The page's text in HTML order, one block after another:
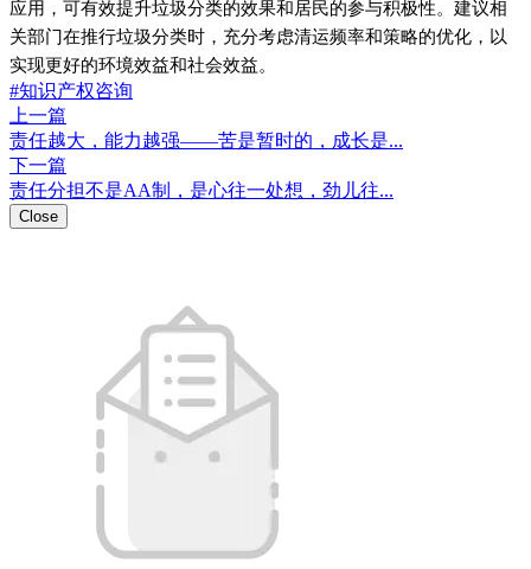
应用，可有效提升垃圾分类的效果和居民的参与积极性。建议相
关部门在推行垃圾分类时，充分考虑清运频率和策略的优化，以
实现更好的环境效益和社会效益。
#知识产权咨询
上一篇
责任越大，能力越强——苦是暂时的，成长是...
下一篇
责任分担不是AA制，是心往一处想，劲儿往...
Close